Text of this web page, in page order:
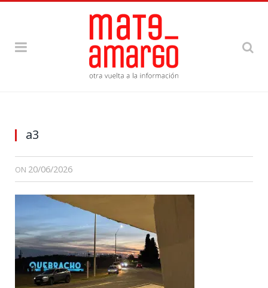
a3
ON 20/06/2026